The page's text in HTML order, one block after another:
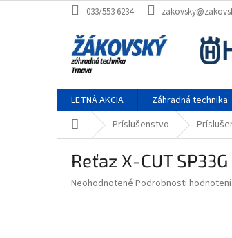
033/553 6234
LETNÁ AKCIA Záhradná technika
DomovPríslušenstvo
Reťaz X-CUT
Priemerné hodnotenie produktu je 0,0
Neohodnotené Podrobnosti